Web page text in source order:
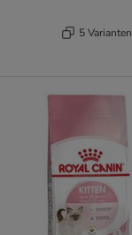
5 Varianten